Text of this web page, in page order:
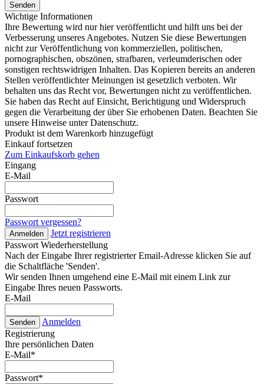
Senden
Wichtige Informationen
Ihre Bewertung wird nur hier veröffentlicht und hilft uns bei der
Verbesserung unseres Angebotes. Nutzen Sie diese Bewertungen
nicht zur Veröffentlichung von kommerziellen, politischen,
pornographischen, obszönen, strafbaren, verleumderischen oder
sonstigen rechtswidrigen Inhalten. Das Kopieren bereits an anderen
Stellen veröffentlichter Meinungen ist gesetzlich verboten. Wir
behalten uns das Recht vor, Bewertungen nicht zu veröffentlichen.
Sie haben das Recht auf Einsicht, Berichtigung und Widerspruch
gegen die Verarbeitung der über Sie erhobenen Daten. Beachten Sie
unsere Hinweise unter Datenschutz.
Produkt ist dem Warenkorb hinzugefügt
Einkauf fortsetzen
Zum Einkaufskorb gehen
Eingang
E-Mail
Passwort
Passwort vergessen?
Anmelden
Jetzt registrieren
Passwort Wiederherstellung
Nach der Eingabe Ihrer registrierter Email-Adresse klicken Sie auf
die Schaltfläche 'Senden'.
Wir senden Ihnen umgehend eine E-Mail mit einem Link zur
Eingabe Ihres neuen Passworts.
E-Mail
Senden
Anmelden
Registrierung
Ihre persönlichen Daten
E-Mail*
Passwort*